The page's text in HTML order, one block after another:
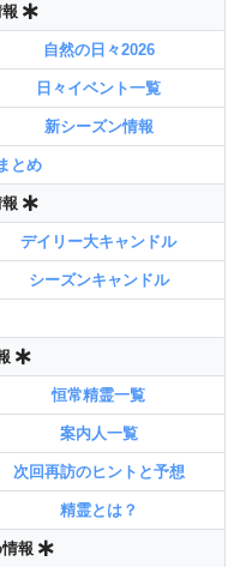
自然の日々2026
日々イベント一覧
新シーズン情報
とめ
デイリー大キャンドル
シーズンキャンドル
恒常精霊一覧
案内人一覧
次回再訪のヒントと予想
精霊とは？
報